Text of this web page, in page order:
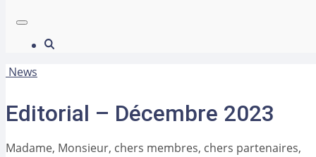
News
Editorial – Décembre 2023
Madame, Monsieur, chers membres, chers partenaires,